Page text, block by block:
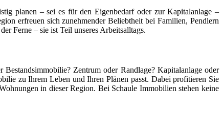
planen – sei es für den Eigenbedarf oder zur Kapitalanlage –
erfreuen sich zunehmender Beliebtheit bei Familien, Pendlern
Ferne – sie ist Teil unseres Arbeitsalltags.
Zentrum oder Randlage? Kapitalanlage oder
zu Ihrem Leben und Ihren Plänen passt. Dabei profitieren Sie
in dieser Region. Bei Schaule Immobilien stehen keine